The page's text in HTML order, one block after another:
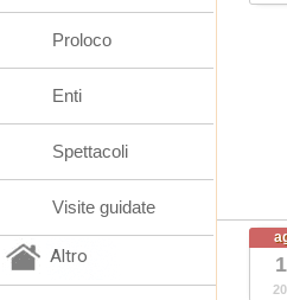
Proloco
Enti
Spettacoli
Visite guidate
Altro